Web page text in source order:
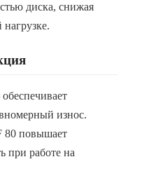
диска, снижая
износ.
80 повышает
при работе на